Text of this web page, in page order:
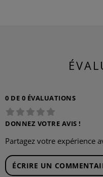
0 DE 0 ÉVALUATIONS
DONNEZ VOTRE AVIS !
Partagez votre expérience
ÉCRIRE UN